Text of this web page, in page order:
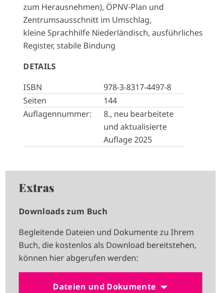
zum Herausnehmen), ÖPNV-Plan und
Zentrumsausschnitt im Umschlag,
kleine Sprachhilfe Niederländisch, ausführliches
Register, stabile Bindung
DETAILS
ISBN
978-3-8317-4497-8
Seiten
144
Auflagennummer:
8., neu bearbeitete
und aktualisierte
Auflage 2025
Extras
Downloads zum Buch
Begleitende Dateien und Dokumente zu Ihrem
Buch, die kostenlos als Download bereitstehen,
können hier abgerufen werden:
Dateien und Dokumente